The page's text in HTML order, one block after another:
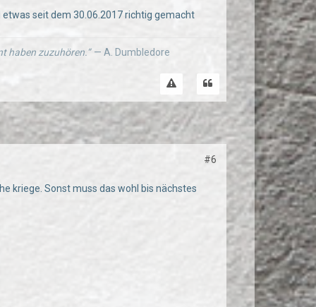
seit dem 30.06.2017 richtig gemacht
haben zuzuhören.“ — A. Dumbledore
#6
kriege. Sonst muss das wohl bis nächstes